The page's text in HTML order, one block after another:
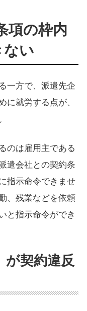
項の枠内
ない
一方で、派遣先企
に就労する点が、
のは雇用主である
遣会社との契約条
指示命令できませ
、残業などを依頼
と指示命令ができ
が契約違反